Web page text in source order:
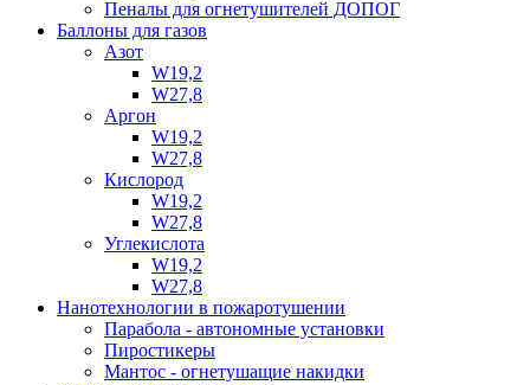
Пеналы для огнетушителей ДОПОГ
Баллоны для газов
Азот
W19,2
W27,8
Аргон
W19,2
W27,8
Кислород
W19,2
W27,8
Углекислота
W19,2
W27,8
Нанотехнологии в пожаротушении
Парабола - автономные установки
Пиростикеры
Мантос - огнетушащие накидки